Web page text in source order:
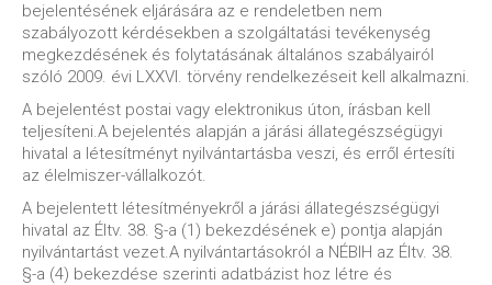
bejelentésének eljárására az e rendeletben nem
szabályozott kérdésekben a szolgáltatási tevékenység
megkezdésének és folytatásának általános szabályairól
szóló 2009. évi LXXVI. törvény rendelkezéseit kell alkalmazni.
A bejelentést postai vagy elektronikus úton, írásban kell
teljesíteni.A bejelentés alapján a járási állategészségügyi
hivatal a létesítményt nyilvántartásba veszi, és erről értesíti
az élelmiszer-vállalkozót.
A bejelentett létesítményekről a járási állategészségügyi
hivatal az Éltv. 38. §-a (1) bekezdésének e) pontja alapján
nyilvántartást vezet.A nyilvántartásokról a NÉBIH az Éltv. 38.
§-a (4) bekezdése szerinti adatbázist hoz létre és